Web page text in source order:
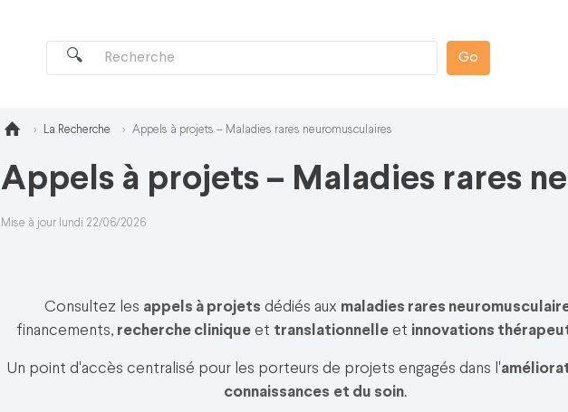
Go
La Recherche Appels à projets – Maladies rares neuromusculaires
Appels à projets – Maladies rares
Mise à jour lundi 22/06/2026
Consultez les appels à projets dédiés aux maladies rares
financements, recherche cliniqueet translationnelleet innovations
Un point d'accès centralisé pour les porteurs de projets engagés dans l'
connaissances et du soin.